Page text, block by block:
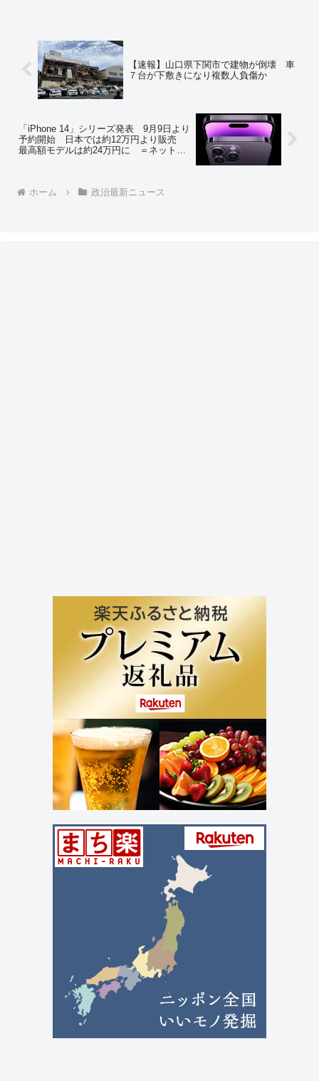
【速報】山口県下関市で建物が倒壊 車
７台が下敷きになり複数人負傷か
「iPhone 14」シリーズ発表 9月9日より
予約開始 日本では約12万円より販売
最高額モデルは約24万円に ＝ネットの
ホーム
政治最新ニュース